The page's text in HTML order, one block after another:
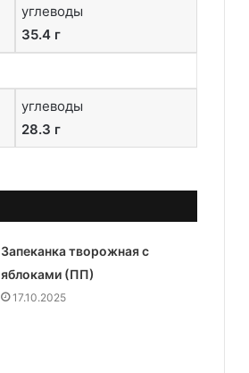
углеводы
35.4 г
углеводы
28.3 г
Запеканка творожная с
яблоками (ПП)
17.10.2025